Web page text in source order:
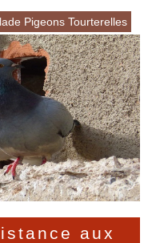
Pigeons Tourterelles
aux